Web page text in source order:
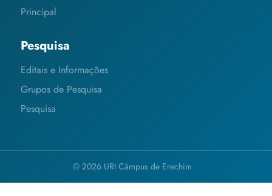
Principal
Pesquisa
Editais e Informações
Grupos de Pesquisa
Pesquisa
© 2026 URI Câmpus de Erechim